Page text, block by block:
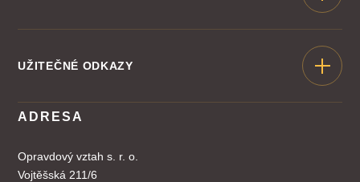
ŠKOLA KOUČŮ
BLOG
PODCAST
E-SHOP
UŽITEČNÉ ODKAZY
DOPRAVA A PLATBA
OCHRANA OSOBNÍCH ÚDAJŮ
SPRAVOVAT COOKIES
ADRESA
Opravdový vztah s. r. o.
Vojtěšská 211/6